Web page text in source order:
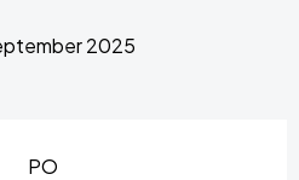
2025
PO